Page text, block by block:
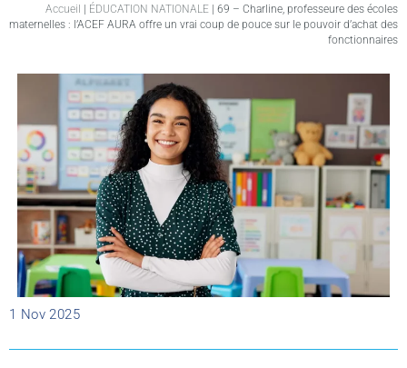
Accueil | ÉDUCATION NATIONALE | 69 – Charline, professeure des écoles
maternelles : l’ACEF AURA offre un vrai coup de pouce sur le pouvoir d’achat des
fonctionnaires
1 Nov 2025